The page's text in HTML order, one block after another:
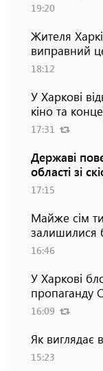
19:20
Жителя
виправний
18:12
У Харкові
кіно та
17:31
Державі
області зі
17:15
Майже сім
залишилися
16:46
У Харкові
пропаганду
16:09
Як виглядає
15:23